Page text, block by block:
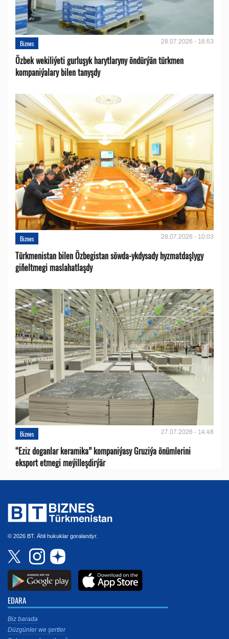
Biznes 28.07.2026 - 16:53
Özbek wekiliýeti gurluşyk harytlaryny öndürýän türkmen
kompaniýalary bilen tanyşdy
Biznes 28.07.2026 - 10:03
Türkmenistan bilen Özbegistan söwda-ykdysady hyzmatdaşlygy
giňeltmegi maslahatlaşdy
Biznes 27.07.2026 - 14:48
“Eziz doganlar keramika” kompaniýasy Gruziýa önümlerini
eksport etmegi meýilleşdirýär
© 2026 BT. Ähli hukuklar goralandyr.
EDARA
Biz barada
Düzgünler we şertler